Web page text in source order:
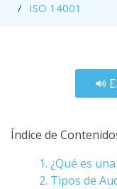
ISO 14001
Índice de
1. ¿Qué es
2. Tipos de